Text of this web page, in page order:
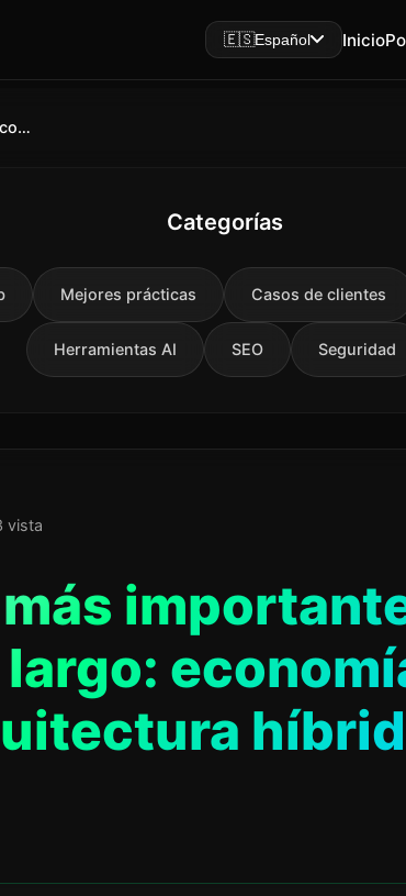
🇪🇸Español Inicio
Por qué RAG es más importante que el contexto largo: economía, seguridad y arquitectura híbrida
Categorías
Mejores prácticas Casos de clientes
Herramientas AI SEO Seguridad
vista
más